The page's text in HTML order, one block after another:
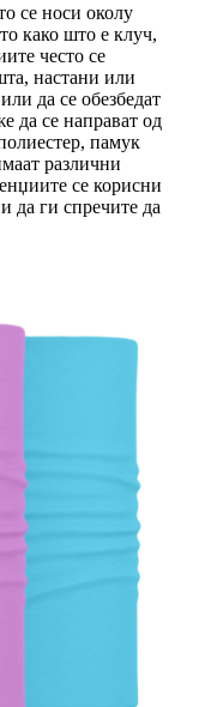
се носи околу
како што е клуч,
често се
настани или
да се обезбедат
да се направат од
памук
различни
се корисни
да ги спречите да